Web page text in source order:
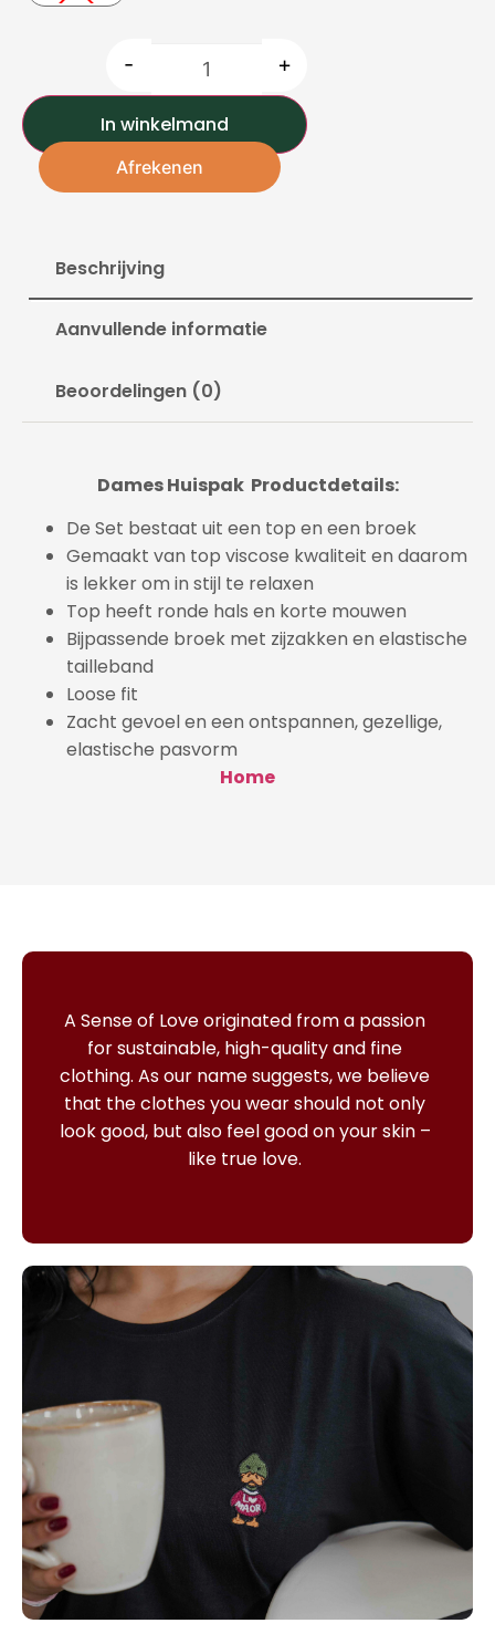
- +
In winkelmand
Afrekenen
Beschrijving
Aanvullende informatie
Beoordelingen (0)
Dames Huispak Productdetails:
De Set bestaat uit een top en een broek
Gemaakt van top viscose kwaliteit en daarom
is lekker om in stijl te relaxen
Top heeft ronde hals en korte mouwen
Bijpassende broek met zijzakken en elastische
tailleband
Loose fit
Zacht gevoel en een ontspannen, gezellige,
elastische pasvorm
Home
A Sense of Love originated from a passion
for sustainable, high-quality and fine
clothing. As our name suggests, we believe
that the clothes you wear should not only
look good, but also feel good on your skin –
like true love.